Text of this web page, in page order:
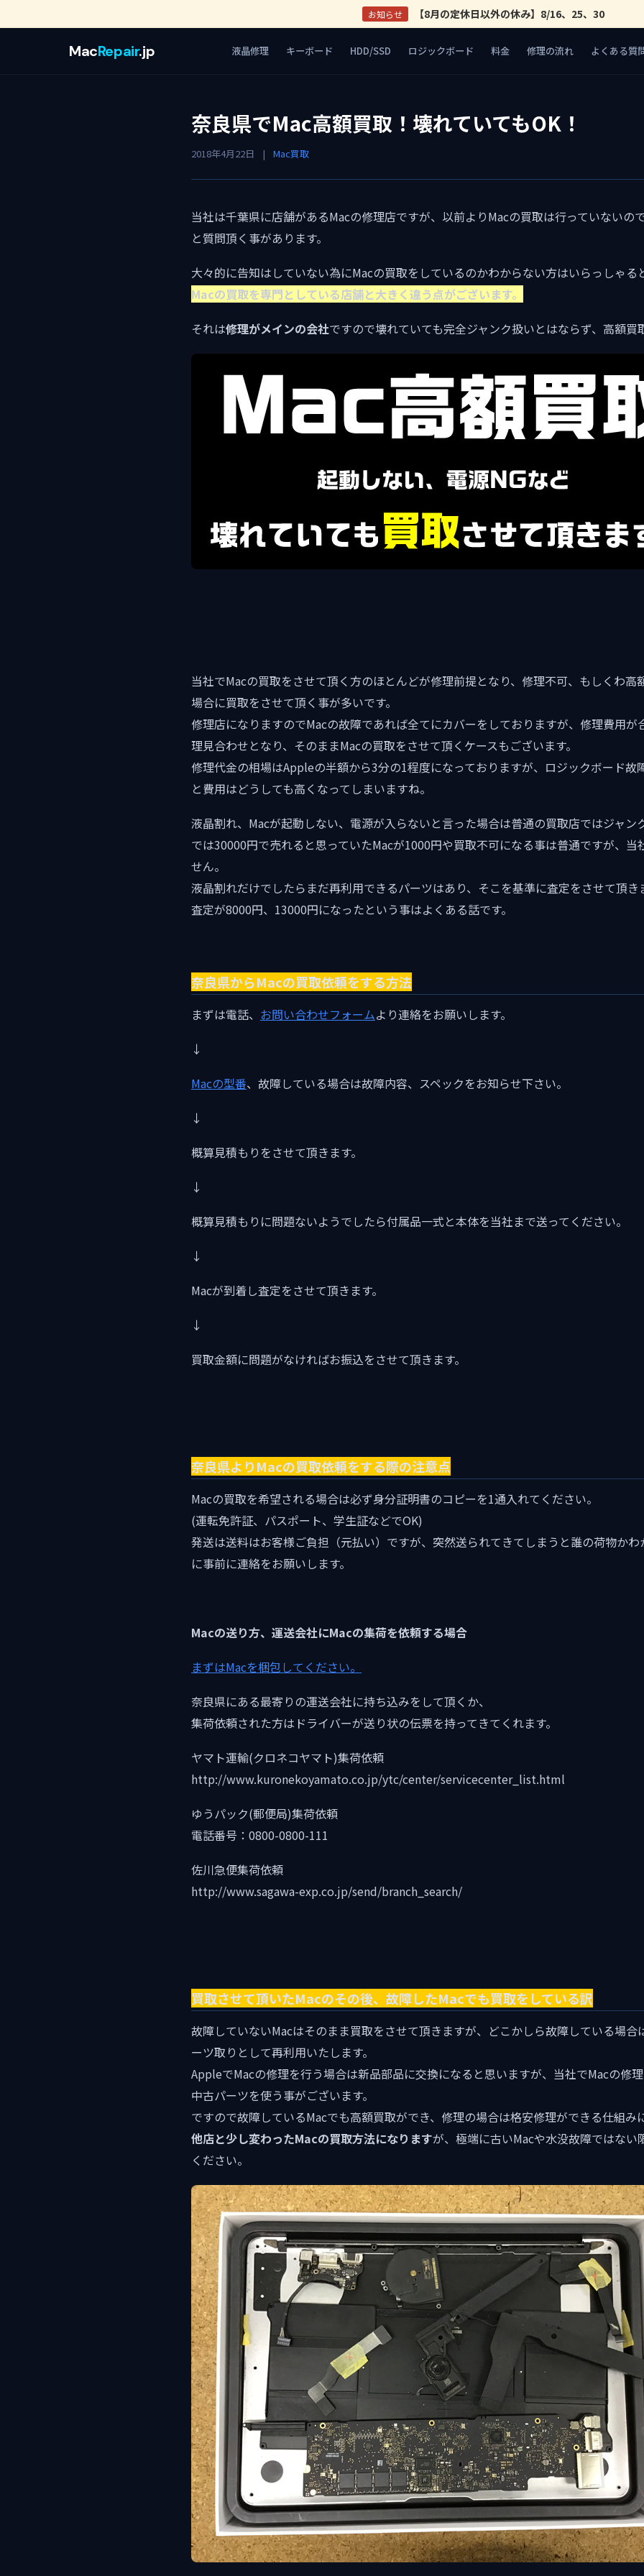
お知らせ 【8月の定休日以外の休み】8/16、25、30
MacRepair.jp 液晶修理 キーボード HDD/SSD ロジックボード 料金 修理の流れ よくある質
奈良県でMac高額買取！壊れていてもOK！
2018年4月22日 | Mac買取
当社は千葉県に店舗があるMacの修理店ですが、以前よりMacの買取は行っていないの
と質問頂く事があります。
大々的に告知はしていない為にMacの買取をしているのかわからない方はいらっしゃる
Macの買取を専門としている店舗と大きく違う点がございます。
それは修理がメインの会社ですので壊れていても完全ジャンク扱いとはならず、高額買
当社でMacの買取をさせて頂く方のほとんどが修理前提となり、修理不可、もしくわ高
場合に買取をさせて頂く事が多いです。
修理店になりますのでMacの故障であれば全てにカバーをしておりますが、修理費用が
理見合わせとなり、そのままMacの買取をさせて頂くケースもございます。
修理代金の相場はAppleの半額から3分の1程度になっておりますが、ロジックボード故
と費用はどうしても高くなってしまいますね。
液晶割れ、Macが起動しない、電源が入らないと言った場合は普通の買取店ではジャン
では30000円で売れると思っていたMacが1000円や買取不可になる事は普通ですが、当
せん。
液晶割れだけでしたらまだ再利用できるパーツはあり、そこを基準に査定をさせて頂
査定が8000円、13000円になったという事はよくある話です。
奈良県からMacの買取依頼をする方法
まずは電話、 お問い合わせフォームより連絡をお願いします。
↓
Macの型番、故障している場合は故障内容、スペックをお知らせ下さい。
↓
概算見積もりをさせて頂きます。
↓
概算見積もりに問題ないようでしたら付属品一式と本体を当社まで送ってください。
↓
Macが到着し査定をさせて頂きます。
↓
買取金額に問題がなければお振込をさせて頂きます。
奈良県よりMacの買取依頼をする際の注意点
Macの買取を希望される場合は必ず身分証明書のコピーを1通入れてください。
(運転免許証、パスポート、学生証などでOK)
発送は送料はお客様ご負担（元払い）ですが、突然送られてきてしまうと誰の荷物か
に事前に連絡をお願いします。
Macの送り方、運送会社にMacの集荷を依頼する場合
まずはMacを梱包してください。
奈良県にある最寄りの運送会社に持ち込みをして頂くか、
集荷依頼された方はドライバーが送り状の伝票を持ってきてくれます。
ヤマト運輸(クロネコヤマト)集荷依頼
http://www.kuronekoyamato.co.jp/ytc/center/servicecenter_list.html
ゆうパック(郵便局)集荷依頼
電話番号：0800-0800-111
佐川急便集荷依頼
http://www.sagawa-exp.co.jp/send/branch_search/
買取させて頂いたMacのその後、故障したMacでも買取をしている訳
故障していないMacはそのまま買取をさせて頂きますが、どこかしら故障している場合
ーツ取りとして再利用いたします。
AppleでMacの修理を行う場合は新品部品に交換になると思いますが、当社でMacの修
中古パーツを使う事がございます。
ですので故障しているMacでも高額買取ができ、修理の場合は格安修理ができる仕組み
他店と少し変わったMacの買取方法になりますが、極端に古いMacや水没故障ではない
ください。